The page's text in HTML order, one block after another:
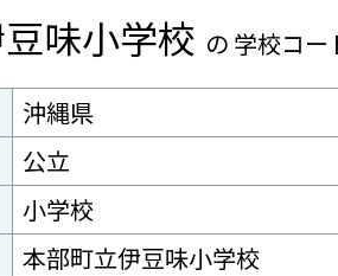
味小学校 の 学校コー
沖縄県
公立
小学校
本部町立伊豆味小学校